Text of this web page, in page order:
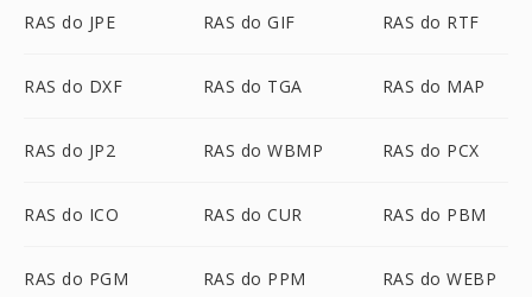
RAS do JPE RAS do GIF RAS do RTF
RAS do DXF RAS do TGA RAS do MAP
RAS do JP2 RAS do WBMP RAS do PCX
RAS do ICO RAS do CUR RAS do PBM
RAS do PGM RAS do PPM RAS do WEBP